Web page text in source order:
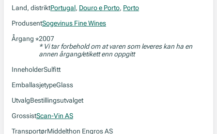
Land, distriktPortugal, Douro e Porto, Porto
ProdusentSogevinus Fine Wines
Årgang *2007
* Vi tar forbehold om at varen som leveres kan ha en
annen årgang/etikett enn oppgitt
InneholderSulfitt
EmballasjetypeGlass
UtvalgBestillingsutvalget
GrossistScan-Vin AS
TransportørMiddelthon Engros AS